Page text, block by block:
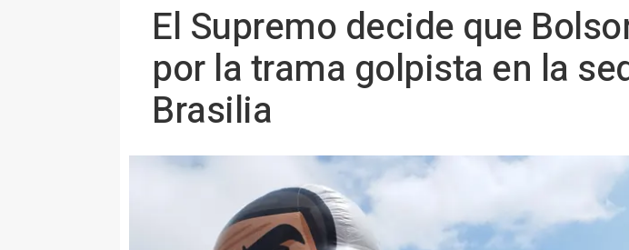
El Supremo decide que
por la trama golpista en la
Brasilia